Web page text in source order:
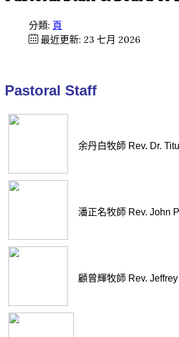
分類: 頁
最近更新: 23 七月 2026
Pastoral Staff
余丹白牧師 Rev. Dr.
潘正名牧師 Rev. John
顧曾輝牧師 Rev.